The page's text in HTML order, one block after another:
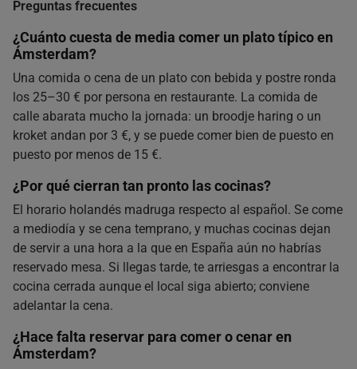
Preguntas frecuentes
¿Cuánto cuesta de media comer un plato típico en
Ámsterdam?
Una comida o cena de un plato con bebida y postre ronda
los 25–30 € por persona en restaurante. La comida de
calle abarata mucho la jornada: un broodje haring o un
kroket andan por 3 €, y se puede comer bien de puesto en
puesto por menos de 15 €.
¿Por qué cierran tan pronto las cocinas?
El horario holandés madruga respecto al español. Se come
a mediodía y se cena temprano, y muchas cocinas dejan
de servir a una hora a la que en España aún no habrías
reservado mesa. Si llegas tarde, te arriesgas a encontrar la
cocina cerrada aunque el local siga abierto; conviene
adelantar la cena.
¿Hace falta reservar para comer o cenar en
Ámsterdam?